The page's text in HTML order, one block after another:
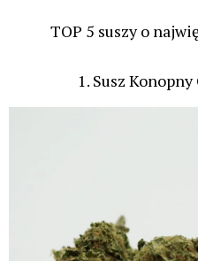
TOP 5 suszy o
1. Susz